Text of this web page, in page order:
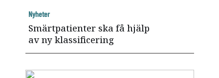
Smärtpatienter ska få hjälp
av ny klassificering
Nyheter